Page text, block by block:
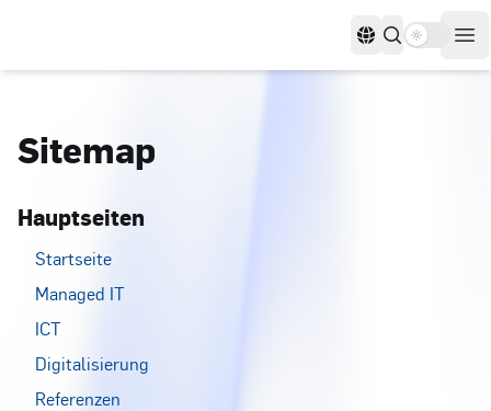
Sprachen
Use
Sitemap
Hauptseiten
Startseite
Managed IT
ICT
Digitalisierung
Referenzen